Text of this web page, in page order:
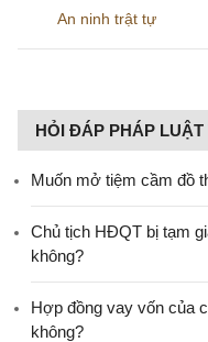
An ninh trật tự
HỎI ĐÁP PHÁP
Muốn mở tiệm cầm đồ
Chủ tịch HĐQT bị tạm
không?
Hợp đồng vay vốn của
không?